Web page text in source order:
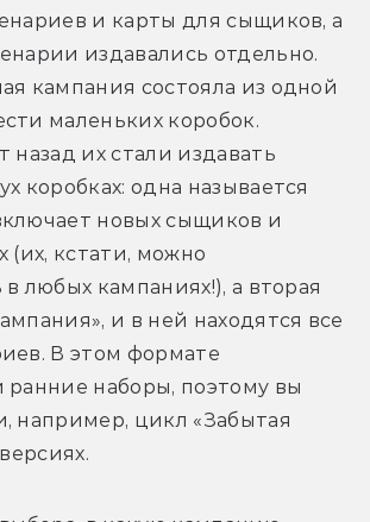
и карты для сыщиков, а
издавались отдельно.
кампания состояла из одной
маленьких коробок.
назад их стали издавать
коробках: одна называется
новых сыщиков и
(их, кстати, можно
в любых кампаниях!), а вторая
и в ней находятся все
В этом формате
ранние наборы, поэтому вы
например, цикл «Забытая